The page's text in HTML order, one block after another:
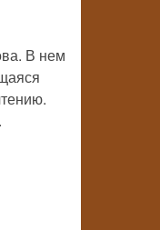
В нем